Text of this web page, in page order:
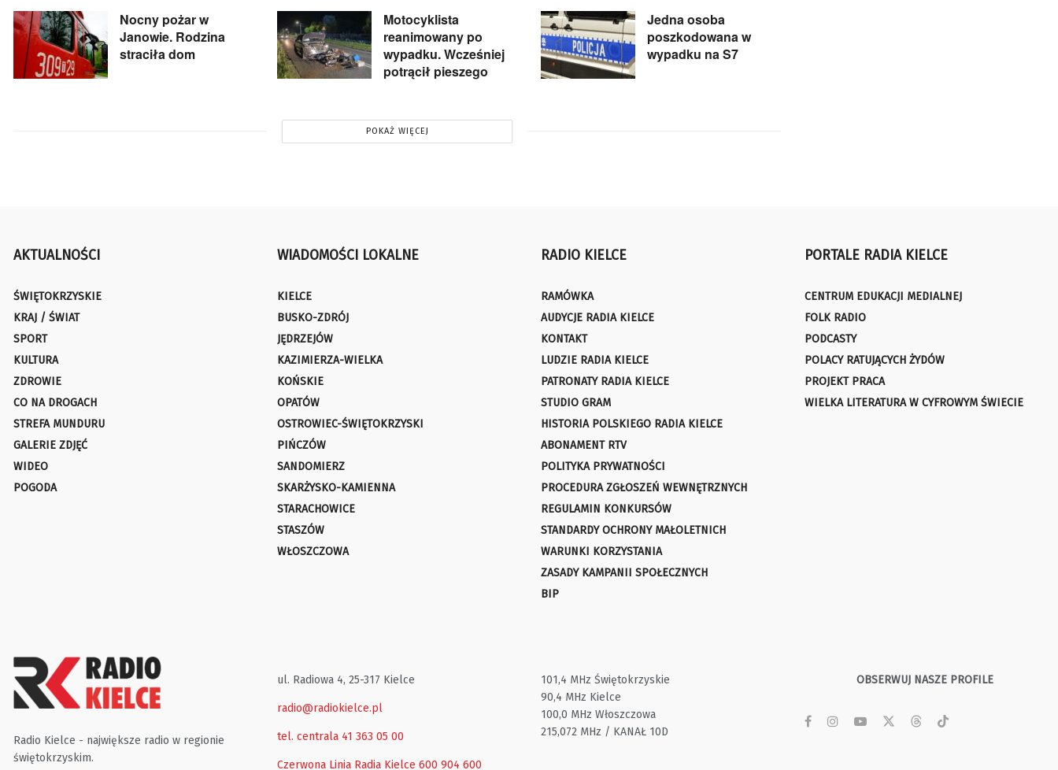
Nocny pożar w
Janowie. Rodzina
straciła dom
Motocyklista
reanimowany po
wypadku. Wcześniej
potrącił pieszego
Jedna osoba
poszkodowana w
wypadku na S7
POKAŻ WIĘCEJ
AKTUALNOŚCI
ŚWIĘTOKRZYSKIE
KRAJ / ŚWIAT
SPORT
KULTURA
ZDROWIE
CO NA DROGACH
STREFA MUNDURU
GALERIE ZDJĘĆ
WIDEO
POGODA
WIADOMOŚCI LOKALNE
KIELCE
BUSKO-ZDRÓJ
JĘDRZEJÓW
KAZIMIERZA-WIELKA
KOŃSKIE
OPATÓW
OSTROWIEC-ŚWIĘTOKRZYSKI
PIŃCZÓW
SANDOMIERZ
SKARŻYSKO-KAMIENNA
STARACHOWICE
STASZÓW
WŁOSZCZOWA
RADIO KIELCE
RAMÓWKA
AUDYCJE RADIA KIELCE
KONTAKT
LUDZIE RADIA KIELCE
PATRONATY RADIA KIELCE
STUDIO GRAM
HISTORIA POLSKIEGO RADIA KIELCE
ABONAMENT RTV
POLITYKA PRYWATNOŚCI
PROCEDURA ZGŁOSZEŃ WEWNĘTRZNYCH
REGULAMIN KONKURSÓW
STANDARDY OCHRONY MAŁOLETNICH
WARUNKI KORZYSTANIA
ZASADY KAMPANII SPOŁECZNYCH
BIP
PORTALE RADIA KIELCE
CENTRUM EDUKACJI MEDIALNEJ
FOLK RADIO
PODCASTY
POLACY RATUJĄCYCH ŻYDÓW
PROJEKT PRACA
WIELKA LITERATURA W CYFROWYM ŚWIECIE
Radio Kielce - największe radio w regionie
świętokrzyskim.
ul. Radiowa 4, 25-317 Kielce
radio@radiokielce.pl
tel. centrala 41 363 05 00
Czerwona Linia Radia Kielce 600 904 600
101,4 MHz Świętokrzyskie
90,4 MHz Kielce
100,0 MHz Włoszczowa
215,072 MHz / KANAŁ 10D
OBSERWUJ NASZE PROFILE